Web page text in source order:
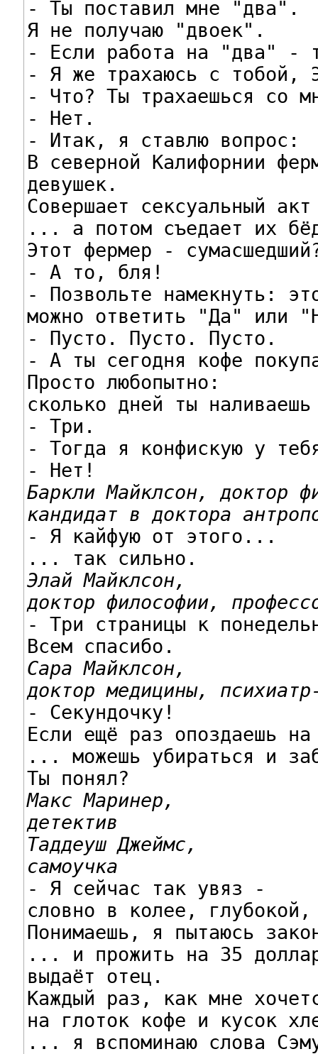
- Ты поставил мне "два".
Я не получаю "двоек".
- Если работа на "два" -
- Я же трахаюсь с тобой,
- Что? Ты трахаешься со
- Нет.
- Итак, я ставлю вопрос:
В северной Калифорнии
девушек.
Совершает сексуальный
... а потом съедает их
Этот фермер -
- А то, бля!
- Позвольте намекнуть:
можно ответить "Да" или
- Пусто. Пусто. Пусто.
- А ты сегодня кофе
Просто любопытно:
сколько дней ты
- Три.
- Тогда я конфискую у
Баркли Майклсон, доктор
кандидат в доктора
- Я кайфую от этого...
Элай Майклсон,
доктор философии,
- Три страницы к
Сара Майклсон,
доктор медицины,
- Секундочку!
Если ещё раз опоздаешь
... можешь убираться и
Макс Маринер,
детектив
Таддеуш Джеймс,
самоучка
- Я сейчас так увяз -
словно в колее,
Понимаешь, я пытаюсь
... и прожить на 35
выдаёт отец.
Каждый раз, как мне
на глоток кофе и кусок
... я вспоминаю слова